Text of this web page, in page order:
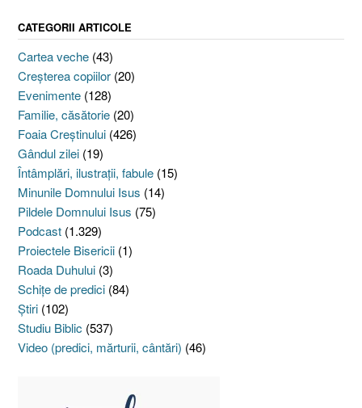
CATEGORII ARTICOLE
Cartea veche (43)
Creşterea copiilor (20)
Evenimente (128)
Familie, căsătorie (20)
Foaia Creştinului (426)
Gândul zilei (19)
Întâmplări, ilustraţii, fabule (15)
Minunile Domnului Isus (14)
Pildele Domnului Isus (75)
Podcast (1.329)
Proiectele Bisericii (1)
Roada Duhului (3)
Schiţe de predici (84)
Ştiri (102)
Studiu Biblic (537)
Video (predici, mărturii, cântări) (46)